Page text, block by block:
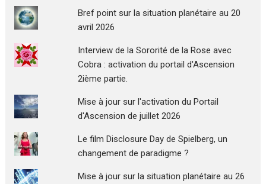
Bref point sur la situation planétaire au 20
avril 2026
Interview de la Sororité de la Rose avec
Cobra : activation du portail d'Ascension
2ième partie.
Mise à jour sur l'activation du Portail
d'Ascension de juillet 2026
Le film Disclosure Day de Spielberg, un
changement de paradigme ?
Mise à jour sur la situation planétaire au 26